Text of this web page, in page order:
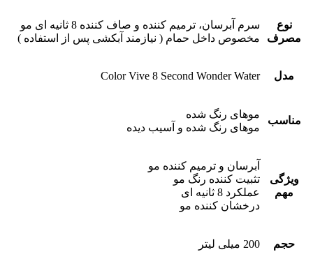
نوع
مصرف
سرم آبرسان، ترمیم کننده و صاف کننده 8 ثانیه ای مو
مخصوص داخل حمام ( نیازمند آبکشی پس از استفاده )
مدل Color Vive 8 Second Wonder Water
مناسب
موهای رنگ شده
موهای رنگ شده و آسیب دیده
ویژگی
مهم
آبرسان و ترمیم کننده مو
تثبیت کننده رنگ مو
عملکرد 8 ثانیه ای
درخشان کننده مو
حجم 200 میلی لیتر